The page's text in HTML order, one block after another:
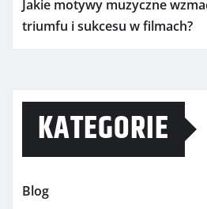
Jakie motywy muzyczne
triumfu i sukcesu w filmach?
KATEGORIE
Blog